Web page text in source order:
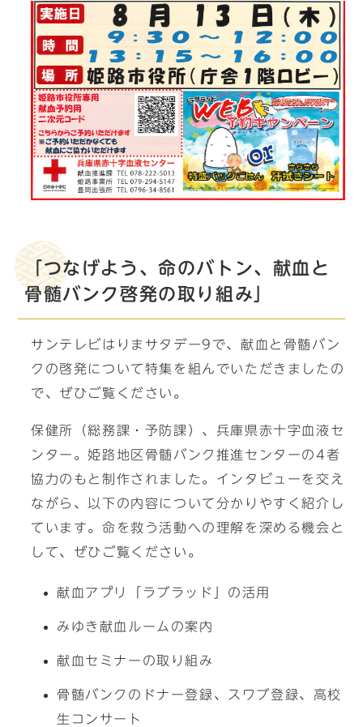
「つなげよう、命のバトン、献血と
骨髄バンク啓発の取り組み」
サンテレビはりまサタデー9で、献血と骨髄バン
クの啓発について特集を組んでいただきましたの
で、ぜひご覧ください。
保健所（総務課・予防課）、兵庫県赤十字血液セ
ンター。姫路地区骨髄バンク推進センターの4者
協力のもと制作されました。インタビューを交え
ながら、以下の内容について分かりやすく紹介し
ています。命を救う活動への理解を深める機会と
して、ぜひご覧ください。
献血アプリ「ラブラッド」の活用
みゆき献血ルームの案内
献血セミナーの取り組み
骨髄バンクのドナー登録、スワブ登録、高校
生コンサート